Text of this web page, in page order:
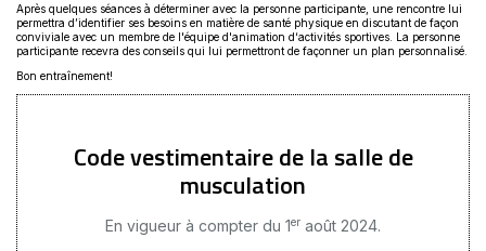
Après quelques séances à déterminer avec la personne participante, une rencontre lui
permettra d’identifier ses besoins en matière de santé physique en discutant de façon
conviviale avec un membre de l'équipe d'animation d‘activités sportives. La personne
participante recevra des conseils qui lui permettront de façonner un plan personnalisé.
Bon entraînement!
Code vestimentaire de la salle de
musculation
En vigueur à compter du 1er août 2024.